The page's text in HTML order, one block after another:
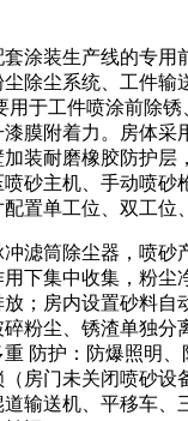
涂装生产线的专用
除尘系统、工件输
用于工件喷涂前除
膜附着力。房体采
装耐磨橡胶防护层
砂主机、手动喷砂
置单工位、双工位
滤筒除尘器，喷砂
下集中收集，粉尘
；房内设置砂料自
粉尘、锈渣单独分
防护：防爆照明
房门未关闭喷砂设
输送机、平移车、